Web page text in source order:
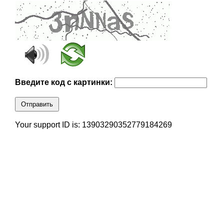
Введите код с картинки:
Отправить
Your support ID is: 13903290352779184269